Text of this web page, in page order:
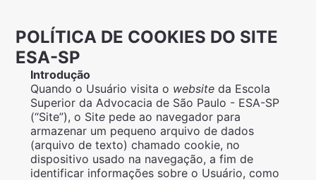
POLÍTICA DE COOKIES DO SITE
ESA-SP
Introdução
Quando o Usuário visita o website da Escola
Superior da Advocacia de São Paulo - ESA-SP
(“Site”), o Sitepede ao navegador para
armazenar um pequeno arquivo de dados
(arquivo de texto) chamado cookie, no
dispositivo usado na navegação, a fim de
identificar informações sobre o Usuário, como